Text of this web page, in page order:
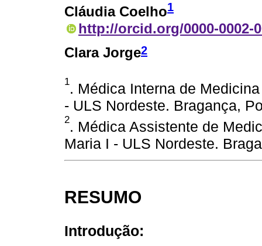
Cláudia Coelho1
http://orcid.org/0000-0002-
Clara Jorge2
1. Médica Interna de
- ULS Nordeste. Bragança,
2. Médica Assistente de
Maria I - ULS Nordeste.
RESUMO
Introdução: